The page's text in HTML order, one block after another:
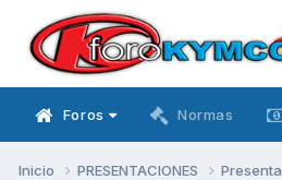
Foros Normas
Inicio PRESENTACIONES